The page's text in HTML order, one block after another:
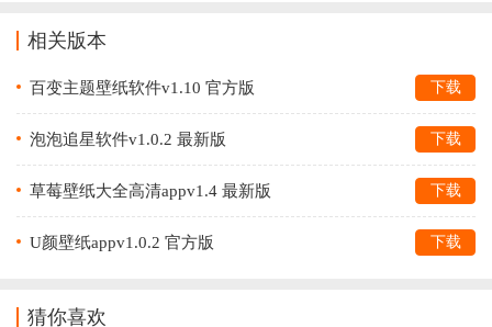
相关版本
百变主题壁纸软件v1.10 官方版 下载
泡泡追星软件v1.0.2 最新版 下载
草莓壁纸大全高清appv1.4 最新版 下载
U颜壁纸appv1.0.2 官方版 下载
猜你喜欢